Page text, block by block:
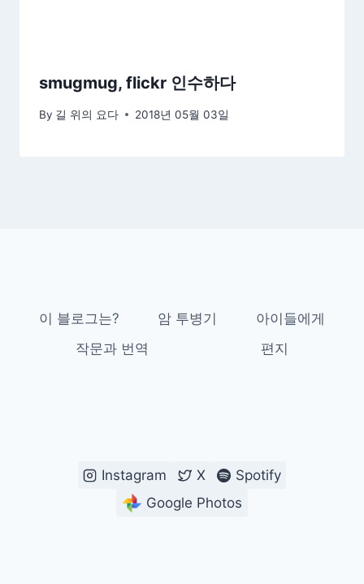
smugmug, flickr 인수하다
By 길 위의 요다 2018년 05월 03일
이 블로그는? 암 투병기
아이들에게
작문과 번역
편지
Instagram X
Spotify
Google Photos